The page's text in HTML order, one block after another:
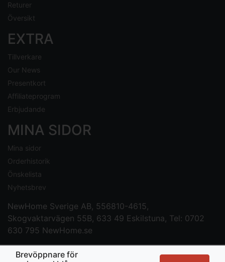
Brevöppnare för
Returer
Översikt
EXTRA
Tillverkare
Our News
Presentkort
Affiliateprogram
Erbjudande
MINA SIDOR
Mina sidor
Orderhistorik
Önskelista
Nyhetsbrev
NewHome Sverige AB, 556810-4615,
Skogvaktarvägen 55B, 633 49 Eskilstuna, Tel: 0702
630 795 NewHome.se